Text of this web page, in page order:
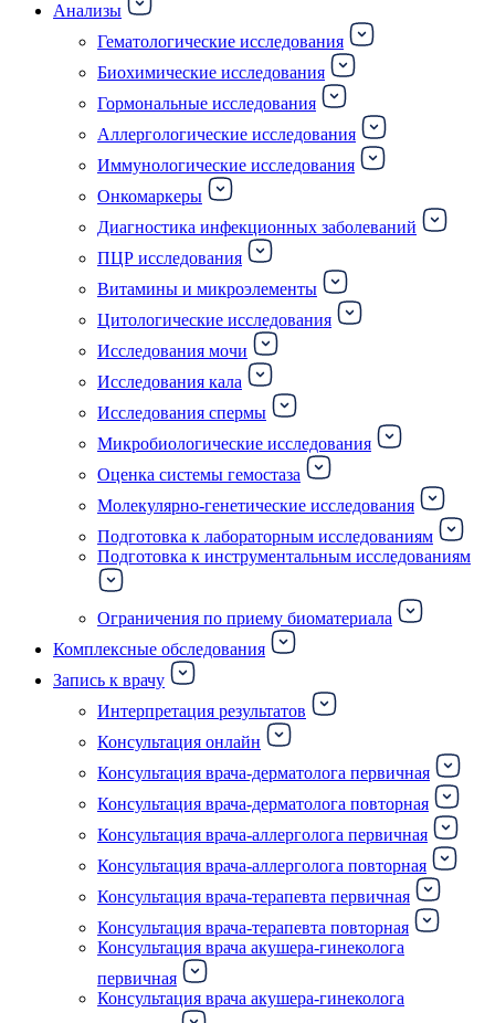
Анализы
Гематологические исследования
Биохимические исследования
Гормональные исследования
Аллергологические исследования
Иммунологические исследования
Онкомаркеры
Диагностика инфекционных заболеваний
ПЦР исследования
Витамины и микроэлементы
Цитологические исследования
Исследования мочи
Исследования кала
Исследования спермы
Микробиологические исследования
Оценка системы гемостаза
Молекулярно-генетические исследования
Подготовка к лабораторным исследованиям
Подготовка к инструментальным исследованиям
Ограничения по приему биоматериала
Комплексные обследования
Запись к врачу
Интерпретация результатов
Консультация онлайн
Консультация врача-дерматолога первичная
Консультация врача-дерматолога повторная
Консультация врача-аллерголога первичная
Консультация врача-аллерголога повторная
Консультация врача-терапевта первичная
Консультация врача-терапевта повторная
Консультация врача акушера-гинеколога
первичная
Консультация врача акушера-гинеколога